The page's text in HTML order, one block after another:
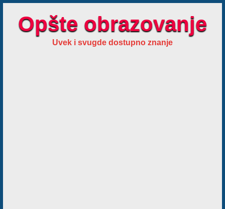
Opšte obrazovanje
Uvek i svugde dostupno znanje